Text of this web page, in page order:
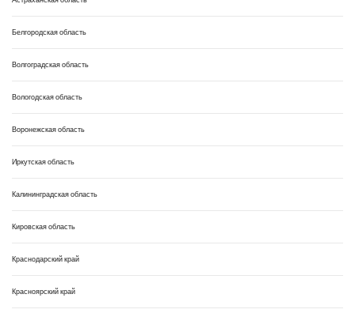
Белгородская область
Волгоградская область
Вологодская область
Воронежская область
Иркутская область
Калининградская область
Кировская область
Краснодарский край
Красноярский край